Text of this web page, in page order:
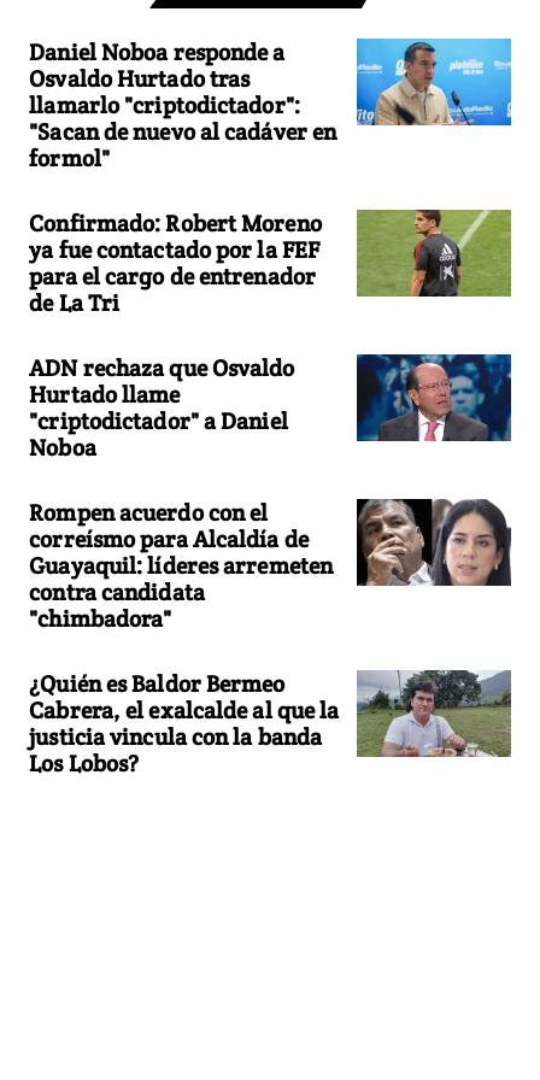
Daniel Noboa responde a
Osvaldo Hurtado tras
llamarlo "criptodictador":
"Sacan de nuevo al cadáver en
formol"
Confirmado: Robert Moreno
ya fue contactado por la FEF
para el cargo de entrenador
de La Tri
ADN rechaza que Osvaldo
Hurtado llame
"criptodictador" a Daniel
Noboa
Rompen acuerdo con el
correísmo para Alcaldía de
Guayaquil: líderes arremeten
contra candidata
"chimbadora"
¿Quién es Baldor Bermeo
Cabrera, el exalcalde al que la
justicia vincula con la banda
Los Lobos?